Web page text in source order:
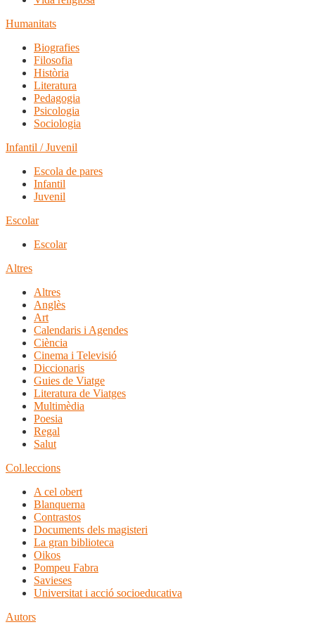
Humanitats
Biografies
Filosofia
Història
Literatura
Pedagogia
Psicologia
Sociologia
Infantil / Juvenil
Escola de pares
Infantil
Juvenil
Escolar
Escolar
Altres
Altres
Anglès
Art
Calendaris i Agendes
Ciència
Cinema i Televisió
Diccionaris
Guies de Viatge
Literatura de Viatges
Multimèdia
Poesia
Regal
Salut
Col.leccions
A cel obert
Blanquerna
Contrastos
Documents dels magisteri
La gran biblioteca
Oikos
Pompeu Fabra
Savieses
Universitat i acció socioeducativa
Autors